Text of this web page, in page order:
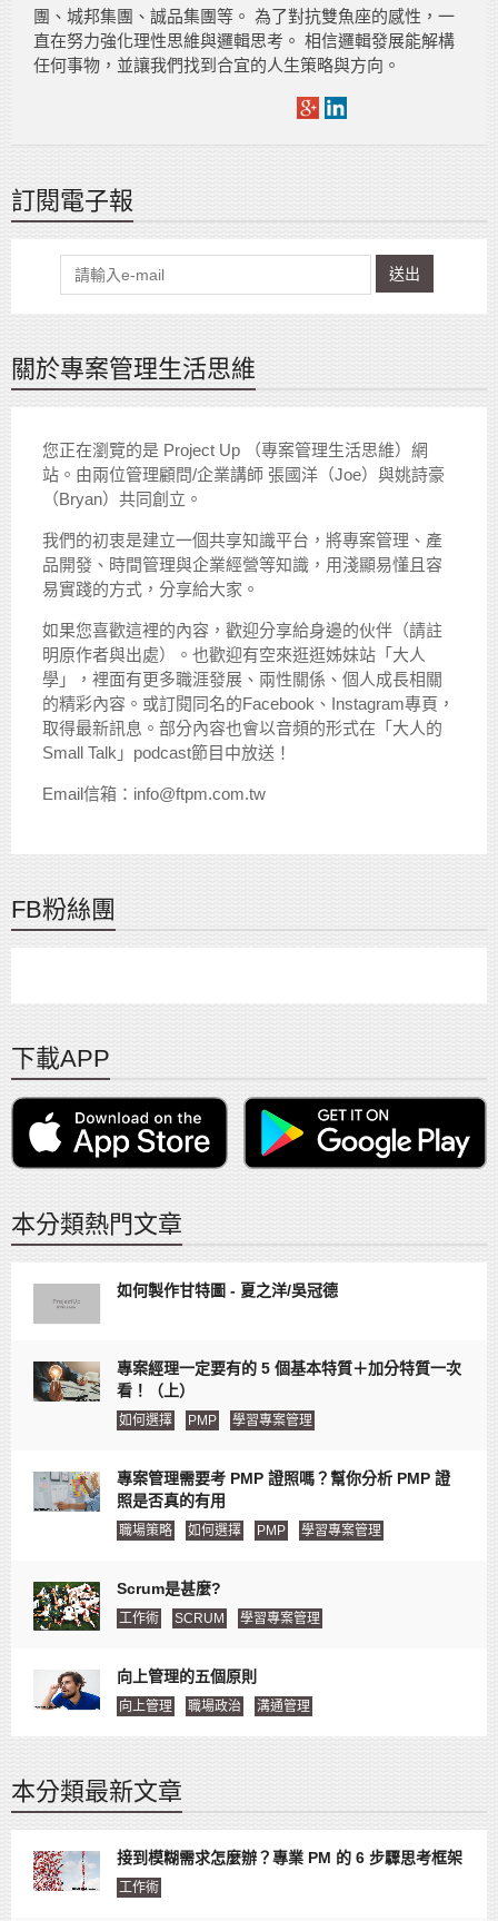
團、城邦集團、誠品集團等。 為了對抗雙魚座的感性，一
直在努力強化理性思維與邏輯思考。 相信邏輯發展能解構
任何事物，並讓我們找到合宜的人生策略與方向。
訂閱電子報
送出
關於專案管理生活思維
您正在瀏覽的是 Project Up （專案管理生活思維）網
站。由兩位管理顧問/企業講師 張國洋（Joe）與姚詩豪
（Bryan）共同創立。
我們的初衷是建立一個共享知識平台，將專案管理、產
品開發、時間管理與企業經營等知識，用淺顯易懂且容
易實踐的方式，分享給大家。
如果您喜歡這裡的內容，歡迎分享給身邊的伙伴（請註
明原作者與出處）。也歡迎有空來逛逛姊妹站「大人
學」，裡面有更多職涯發展、兩性關係、個人成長相關
的精彩內容。或訂閱同名的Facebook、Instagram專頁，
取得最新訊息。部分內容也會以音頻的形式在「大人的
Small Talk」podcast節目中放送！
Email信箱：info@ftpm.com.tw
FB粉絲團
下載APP
本分類熱門文章
如何製作甘特圖 - 夏之洋/吳冠德
專案經理一定要有的 5 個基本特質＋加分特質一次
看！（上）
如何選擇 PMP 學習專案管理
專案管理需要考 PMP 證照嗎？幫你分析 PMP 證
照是否真的有用
職場策略 如何選擇 PMP 學習專案管理
Scrum是甚麼?
工作術 SCRUM 學習專案管理
向上管理的五個原則
向上管理 職場政治 溝通管理
本分類最新文章
接到模糊需求怎麼辦？專業 PM 的 6 步驟思考框架
工作術